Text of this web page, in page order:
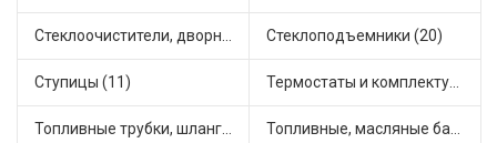
Стеклоочистители, дворники (1) Стеклоподъемники (20)
Ступицы (11) Термостаты и комплектующие системы охлаждения (51)
Топливные трубки, шланги, магистрали и рампы (3) Топливные, масляные баки (1)